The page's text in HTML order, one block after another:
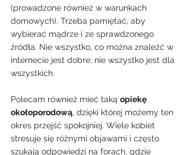
(prowadzone również w warunkach
domowych). Trzeba pamiętać, aby
wybierać mądrze i ze sprawdzonego
źródła. Nie wszystko, co można znaleźć w
internecie jest dobre; nie wszystko jest dla
wszystkich.
Polecam również mieć taką opiekę
okołoporodową, dzięki której możemy ten
okres przejść spokojniej. Wiele kobiet
stresuje się różnymi objawami i często
szukają odpowiedzi na forach, gdzie